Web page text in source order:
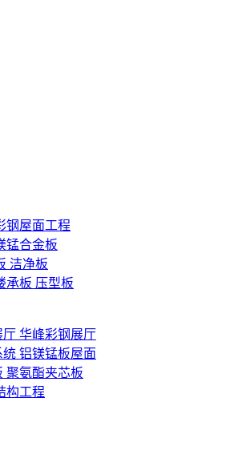
钢屋面工程
锰合金板
洁净板
承板 压型板
华峰彩钢展厅
铝镁锰板屋面
聚氨酯夹芯板
构工程